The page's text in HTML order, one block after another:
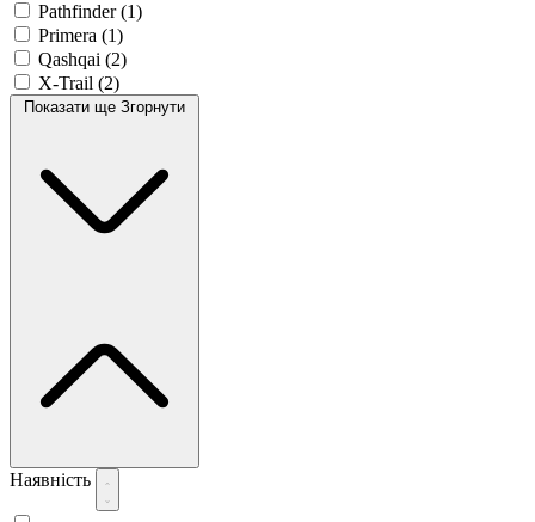
Pathfinder(1)
Primera (1)
Qashqai (2)
X-Trail (2)
Показати ще Згорнути
Наявність